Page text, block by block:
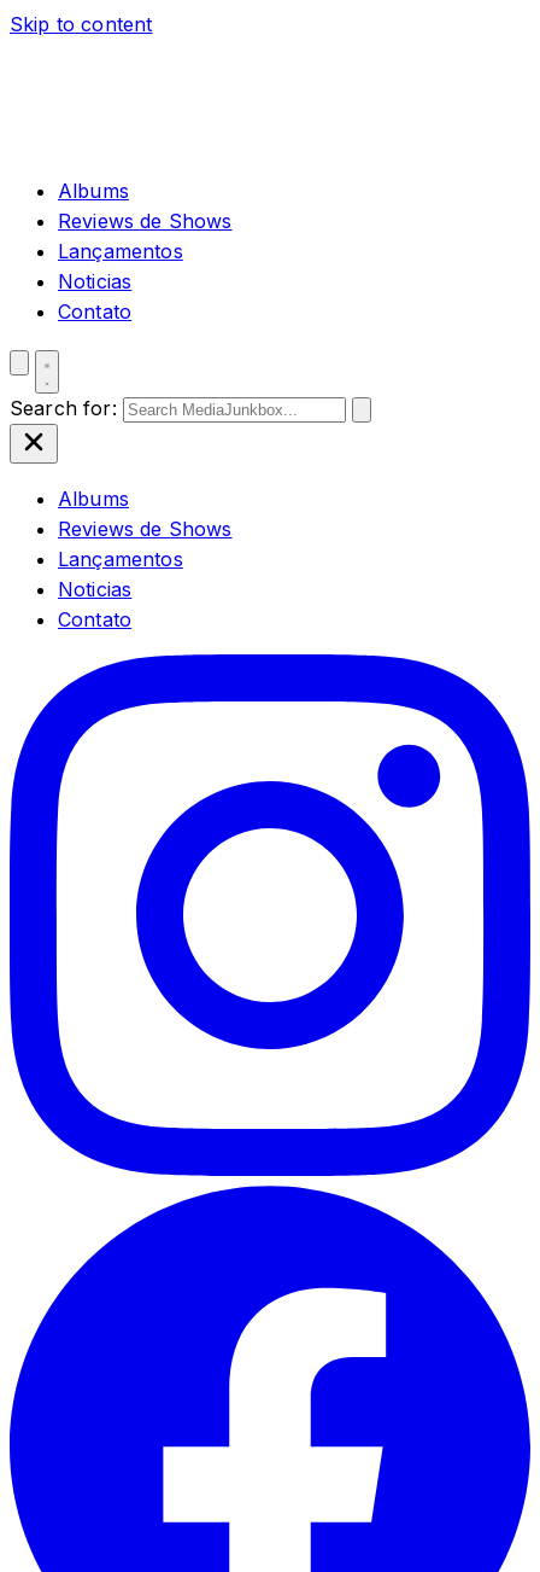
Skip to content
Albums
Reviews de Shows
Lançamentos
Noticias
Contato
Search for:
Albums
Reviews de Shows
Lançamentos
Noticias
Contato